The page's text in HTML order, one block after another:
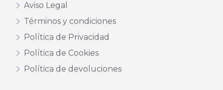
Aviso Legal
Términos y condiciones
Política de Privacidad
Política de Cookies
Política de devoluciones